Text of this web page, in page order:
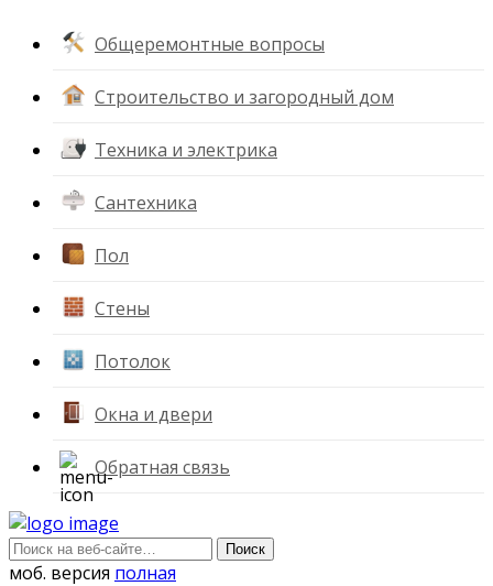
Общеремонтные вопросы
Строительство и загородный дом
Техника и электрика
Сантехника
Пол
Стены
Потолок
Окна и двери
Обратная связь
моб. версия полная